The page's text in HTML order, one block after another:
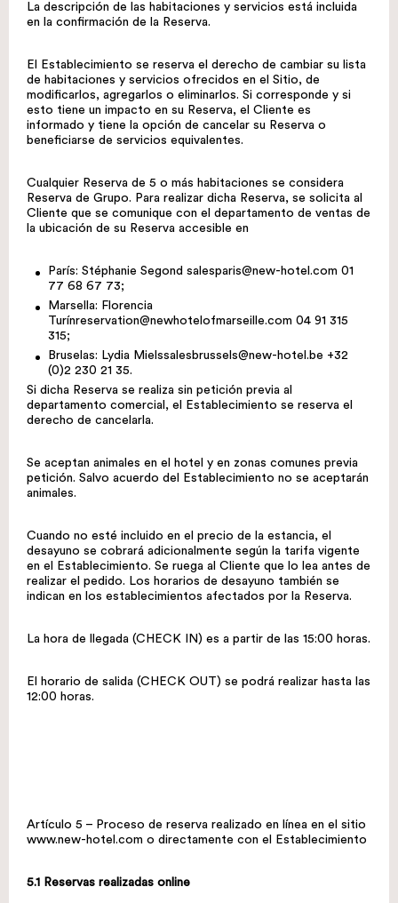
La descripción de las habitaciones y servicios está incluida
en la confirmación de la Reserva.
El Establecimiento se reserva el derecho de cambiar su lista
de habitaciones y servicios ofrecidos en el Sitio, de
modificarlos, agregarlos o eliminarlos. Si corresponde y si
esto tiene un impacto en su Reserva, el Cliente es
informado y tiene la opción de cancelar su Reserva o
beneficiarse de servicios equivalentes.
Cualquier Reserva de 5 o más habitaciones se considera
Reserva de Grupo. Para realizar dicha Reserva, se solicita al
Cliente que se comunique con el departamento de ventas de
la ubicación de su Reserva accesible en
París: Stéphanie Segond salesparis@new-hotel.com 01
77 68 67 73;
Marsella: Florencia
Turínreservation@newhotelofmarseille.com 04 91 315
315;
Bruselas: Lydia Mielssalesbrussels@new-hotel.be +32
(0)2 230 21 35.
Si dicha Reserva se realiza sin petición previa al
departamento comercial, el Establecimiento se reserva el
derecho de cancelarla.
Se aceptan animales en el hotel y en zonas comunes previa
petición. Salvo acuerdo del Establecimiento no se aceptarán
animales.
Cuando no esté incluido en el precio de la estancia, el
desayuno se cobrará adicionalmente según la tarifa vigente
en el Establecimiento. Se ruega al Cliente que lo lea antes de
realizar el pedido. Los horarios de desayuno también se
indican en los establecimientos afectados por la Reserva.
La hora de llegada (CHECK IN) es a partir de las 15:00 horas.
El horario de salida (CHECK OUT) se podrá realizar hasta las
12:00 horas.
Artículo 5 – Proceso de reserva realizado en línea en el sitio
www.new-hotel.com o directamente con el Establecimiento
5.1 Reservas realizadas online